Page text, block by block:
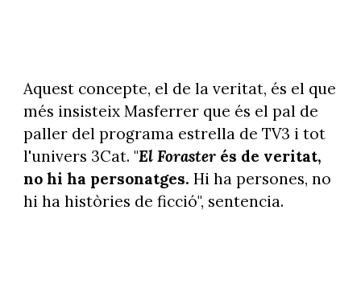
Aquest concepte, el de la veritat, és el que
més insisteix Masferrer que és el pal de
paller del programa estrella de TV3 i tot
l'univers 3Cat. "El Forasterés de veritat,
no hi ha personatges. Hi ha persones, no
hi ha històries de ficció", sentencia.